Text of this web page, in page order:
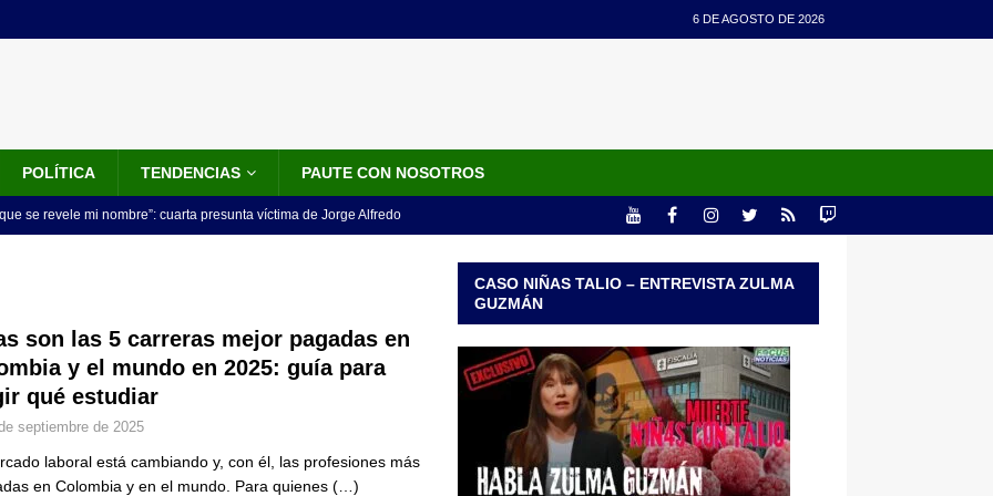
6 DE AGOSTO DE 2026
POLÍTICA TENDENCIAS PAUTE CON NOSOTROS
se revele mi nombre”: cuarta presunta víctima de Jorge Alfredo
accidente de tránsito
tres denunciantes entregan los detalles de porque se
Vargas JUDICIALES
NOTICIAS
son las 5 carreras mejor pagadas en
y el mundo en 2025: guía para
qué estudiar
septiembre de 2025
laboral está cambiando y, con él, las profesiones más
en Colombia y en el mundo. Para quienes (…)
CASO NIÑAS TALIO – ENTREVISTA ZULMA
GUZMÁN